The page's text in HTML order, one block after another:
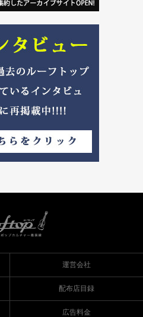
運営会社
配布店目録
広告料金